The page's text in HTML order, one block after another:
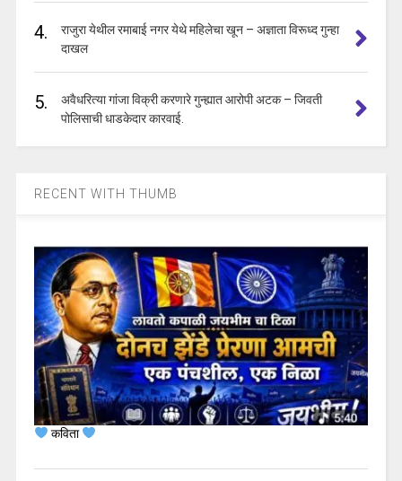
4.
राजुरा येथील रमाबाई नगर येथे महिलेचा खून – अज्ञाता विरूध्द गुन्हा
दाखल
5.
अवैधरित्या गांजा विक्री करणारे गुन्ह्यात आरोपी अटक – जिवती
पोलिसाची धाडकेदार कारवाई.
RECENT WITH THUMB
कविता